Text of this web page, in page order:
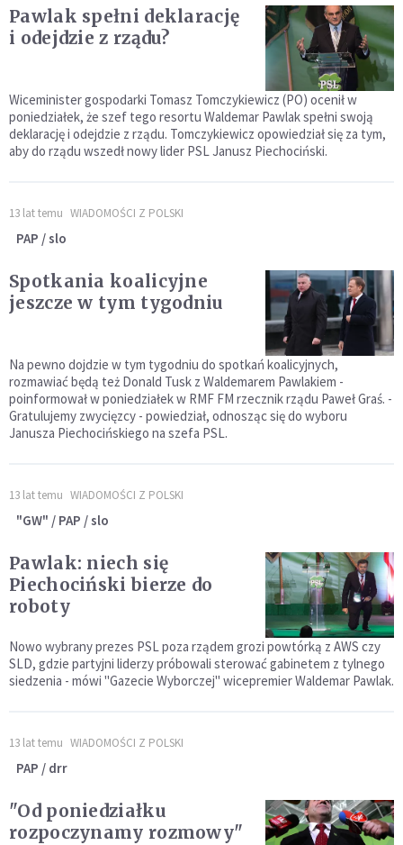
Pawlak spełni deklarację
i odejdzie z rządu?
Wiceminister gospodarki Tomasz Tomczykiewicz (PO) ocenił w
poniedziałek, że szef tego resortu Waldemar Pawlak spełni swoją
deklarację i odejdzie z rządu. Tomczykiewicz opowiedział się za tym,
aby do rządu wszedł nowy lider PSL Janusz Piechociński.
13 lat temu WIADOMOŚCI Z POLSKI
PAP / slo
Spotkania koalicyjne
jeszcze w tym tygodniu
Na pewno dojdzie w tym tygodniu do spotkań koalicyjnych,
rozmawiać będą też Donald Tusk z Waldemarem Pawlakiem -
poinformował w poniedziałek w RMF FM rzecznik rządu Paweł Graś. -
Gratulujemy zwycięzcy - powiedział, odnosząc się do wyboru
Janusza Piechocińskiego na szefa PSL.
13 lat temu WIADOMOŚCI Z POLSKI
"GW" / PAP / slo
Pawlak: niech się
Piechociński bierze do
roboty
Nowo wybrany prezes PSL poza rządem grozi powtórką z AWS czy
SLD, gdzie partyjni liderzy próbowali sterować gabinetem z tylnego
siedzenia - mówi "Gazecie Wyborczej" wicepremier Waldemar Pawlak.
13 lat temu WIADOMOŚCI Z POLSKI
PAP / drr
"Od poniedziałku
rozpoczynamy rozmowy"